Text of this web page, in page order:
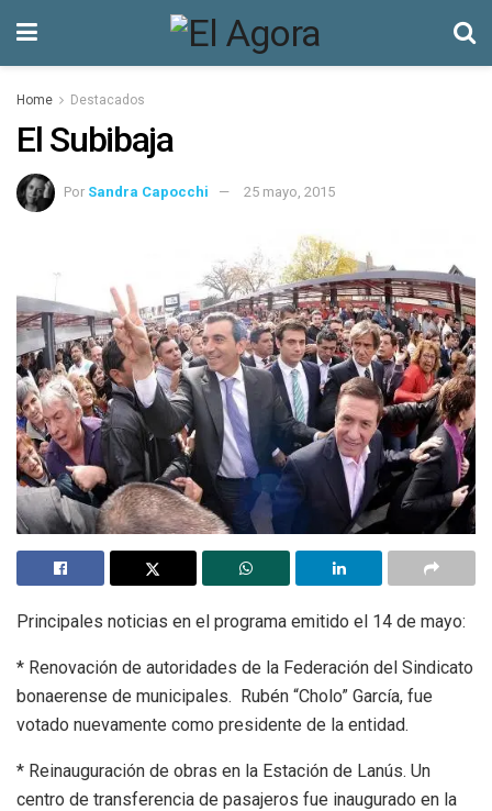
Home Destacados
El Subibaja
Por Sandra Capocchi 25 mayo, 2015
Principales noticias en el programa emitido el 14 de mayo:
* Renovación de autoridades de la Federación del Sindicato
bonaerense de municipales. Rubén “Cholo” García, fue
votado nuevamente como presidente de la entidad.
* Reinauguración de obras en la Estación de Lanús. Un
centro de transferencia de pasajeros fue inaugurado en la